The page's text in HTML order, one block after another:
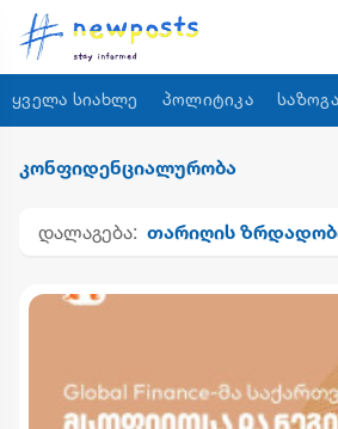
ყველა სიახლე პოლიტიკა
კონფიდენციალურობა
დალაგება: თარიღის